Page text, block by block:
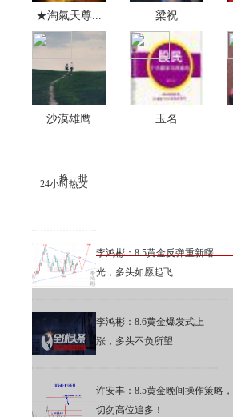
★淘氣天尊... 梁祝
沙漠雄鹰 玉名
24小时热文
换一批
李鸿彬：8.5黄金反弹重新曙
光，多头如愿起飞
李鸿彬：8.6黄金爆发式上
涨，多头不负所望
许安丰：8.5黄金晚间操作策略
切勿高位追多！